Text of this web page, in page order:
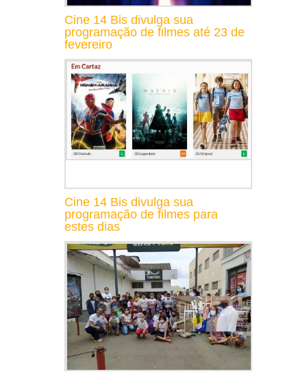
Cine 14 Bis divulga sua
programação de filmes até 23 de
fevereiro
Cine 14 Bis divulga sua
programação de filmes para
estes dias